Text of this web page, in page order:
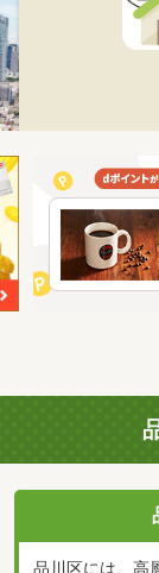
品川区には、高